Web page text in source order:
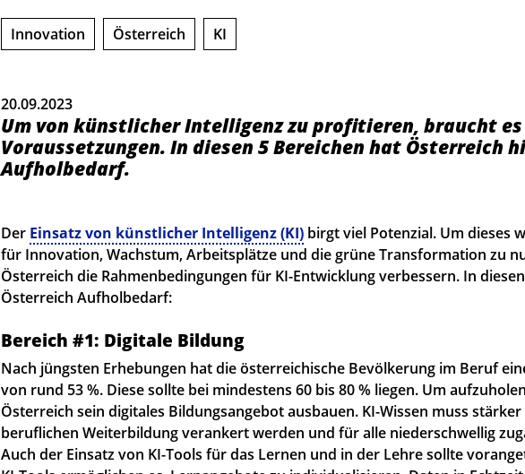
Innovation Österreich KI
20.09.2023
Um von künstlicher Intelligenz zu profitieren, braucht es
Voraussetzungen. In diesen 5 Bereichen hat Österreich
Aufholbedarf.
Der Einsatz von künstlicher Intelligenz (KI) birgt viel Potenzial. Um dieses
für Innovation, Wachstum, Arbeitsplätze und die grüne Transformation zu
Österreich die Rahmenbedingungen für KI-Entwicklung verbessern. In
Österreich Aufholbedarf:
Bereich #1: Digitale Bildung
Nach jüngsten Erhebungen hat die österreichische Bevölkerung im Beruf
von rund 53 %. Diese sollte bei mindestens 60 bis 80 % liegen. Um
Österreich sein digitales Bildungsangebot ausbauen. KI-Wissen muss
beruflichen Weiterbildung verankert werden und für alle niederschwellig
Auch der Einsatz von KI-Tools für das Lernen und in der Lehre sollte